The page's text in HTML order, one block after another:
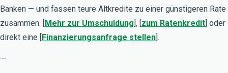
Banken — und fassen teure Altkredite zu einer günstigeren Rate
zusammen. [Mehr zur Umschuldung], [zum Ratenkredit] oder
direkt eine [Finanzierungsanfrage stellen].
—